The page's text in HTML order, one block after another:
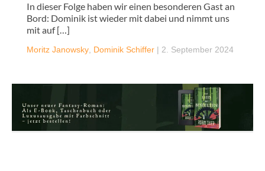
In dieser Folge haben wir einen besonderen Gast an
Bord: Dominik ist wieder mit dabei und nimmt uns
mit auf […]
Moritz Janowsky Dominik Schiffer | 2. September 2024